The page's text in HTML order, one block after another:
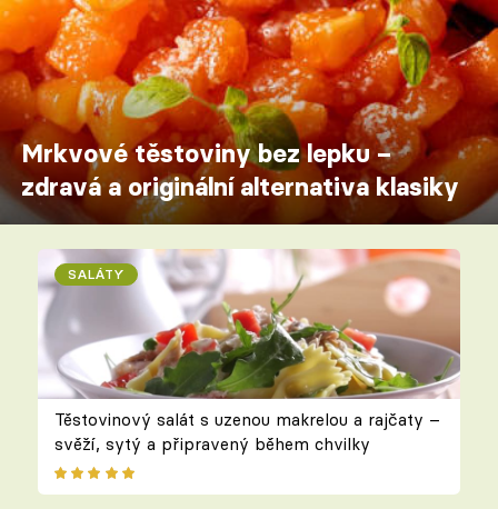
Mrkvové těstoviny bez lepku –
zdravá a originální alternativa klasiky
SALÁTY
Těstovinový salát s uzenou makrelou a rajčaty –
svěží, sytý a připravený během chvilky